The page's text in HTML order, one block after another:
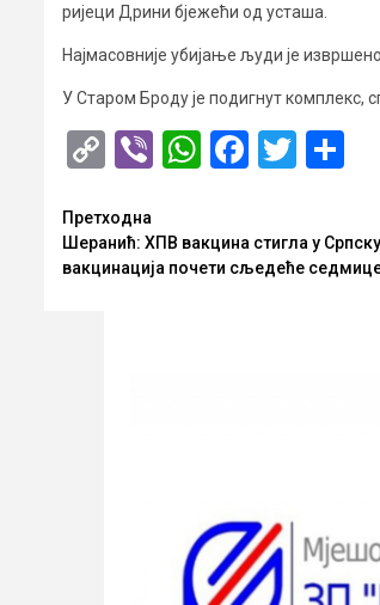
ријеци Дрини бјежећи од усташа.
Најмасовније убијање људи је
У Старом Броду је подигнут комплекс,
CopyViberWhatsApp
Опширније
Претходна
Шеранић: ХПВ вакцина стигла у
вакцинација почети сљедеће